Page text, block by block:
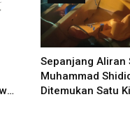
Sepanjang Aliran
Muhammad
Ditemukan Satu